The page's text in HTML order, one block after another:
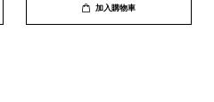
加入購物車